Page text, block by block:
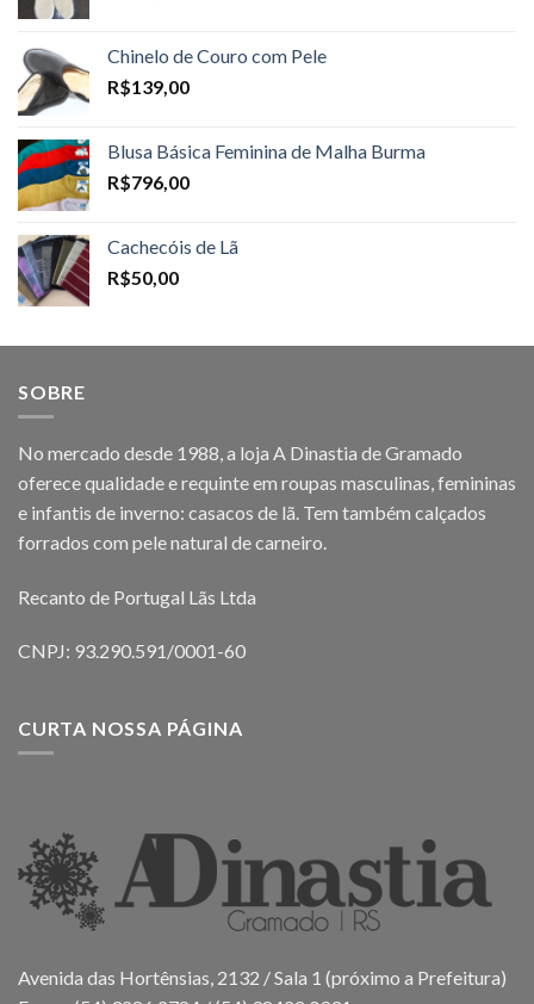
Chinelo de Couro com Pele
R$139,00
Blusa Básica Feminina de Malha Burma
R$796,00
Cachecóis de Lã
R$50,00
SOBRE
No mercado desde 1988, a loja A Dinastia de Gramado
oferece qualidade e requinte em roupas masculinas, femininas
e infantis de inverno: casacos de lã. Tem também calçados
forrados com pele natural de carneiro.
Recanto de Portugal Lãs Ltda
CNPJ: 93.290.591/0001-60
CURTA NOSSA PÁGINA
Avenida das Hortênsias, 2132 / Sala 1 (próximo a Prefeitura)